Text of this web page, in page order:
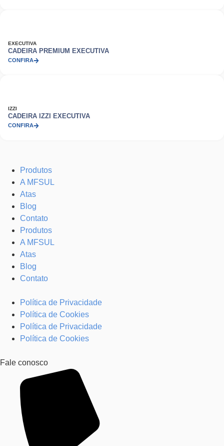
EXECUTIVA
CADEIRA PREMIUM EXECUTIVA
CONFIRA
IZZI
CADEIRA IZZI EXECUTIVA
CONFIRA
Produtos
A MFSUL
Atas
Blog
Contato
Produtos
A MFSUL
Atas
Blog
Contato
Política de Privacidade
Política de Cookies
Política de Privacidade
Política de Cookies
Fale conosco